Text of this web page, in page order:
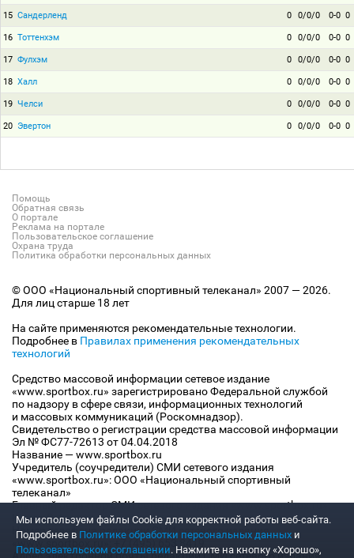
15 Сандерленд 0 0/0/0 0-0 0
16 Тоттенхэм 0 0/0/0 0-0 0
17 Фулхэм 0 0/0/0 0-0 0
18 Халл 0 0/0/0 0-0 0
19 Челси 0 0/0/0 0-0 0
20 Эвертон 0 0/0/0 0-0 0
Помощь
Обратная связь
О портале
Реклама на портале
Пользовательское соглашение
Охрана труда
Политика обработки персональных данных
© ООО «Национальный спортивный телеканал» 2007 — 2026.
Для лиц старше 18 лет
На сайте применяются рекомендательные технологии.
Подробнее в Правилах применения рекомендательных
технологий
Средство массовой информации сетевое издание
«www.sportbox.ru» зарегистрировано Федеральной службой
по надзору в сфере связи, информационных технологий
и массовых коммуникаций (Роскомнадзор).
Свидетельство о регистрации средства массовой информации
Эл № ФС77-72613 от 04.04.2018
Название — www.sportbox.ru
Учредитель (соучредители) СМИ сетевого издания
«www.sportbox.ru»: ООО «Национальный спортивный
телеканал»
Главный редактор СМИ сетевого издания «www.sportbox.ru»:
Конов В.А.
Номер телефона редакции СМИ сетевого издания
«www.sportbox.ru»: +7 (495) 653 8419
Мы используем файлы Сookie для корректной работы веб-сайта.
Подробнее в Политике обработки персональных данных и
Пользовательском соглашении. Нажмите на кнопку «Хорошо»,